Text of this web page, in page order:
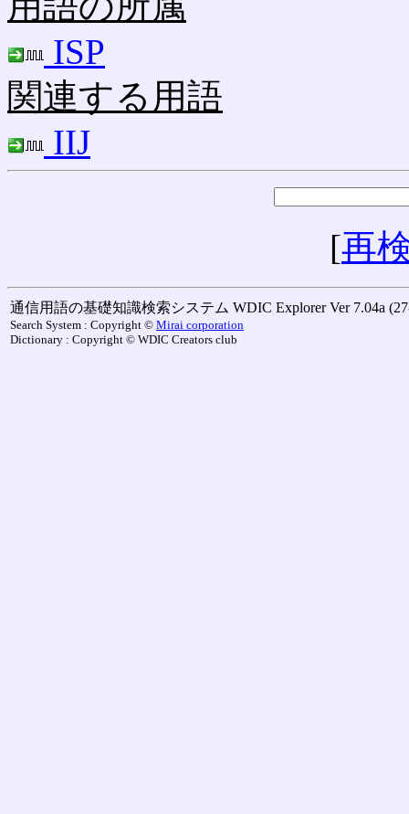
ISP
関連する用語
IIJ
[再
通信用語の基礎知識検索システム WDIC Explorer Ver 7.04a
Search System : Copyright © Mirai corporation
Dictionary : Copyright © WDIC Creators club